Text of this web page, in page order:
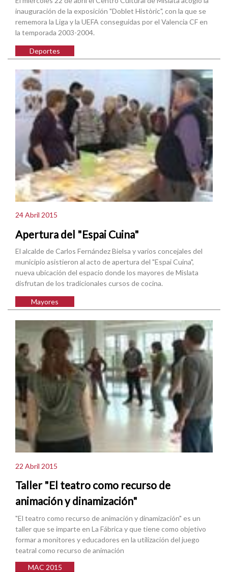
inauguración de la exposición "Doblet Històric", con la que se
rememora la Liga y la UEFA conseguidas por el Valencia CF en
la temporada 2003-2004.
Deportes
24 Abril 2015
Apertura del "Espai Cuina"
El alcalde de Carlos Fernández Bielsa y varios concejales del
municipio asistieron al acto de apertura del "Espai Cuina",
nueva ubicación del espacio donde los mayores de Mislata
disfrutan de los tradicionales cursos de cocina.
Mayores
22 Abril 2015
Taller "El teatro como recurso de
animación y dinamización"
"El teatro como recurso de animación y dinamización" es un
taller que se imparte en La Fábrica y que tiene como objetivo
formar a monitores y educadores en la utilización del juego
teatral como recurso de animación
MAC 2015